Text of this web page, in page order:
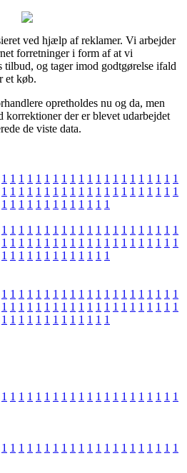
ved hjælp af reklamer. Vi arbejder
forretninger i form af at vi
tilbud, og tager imod godtgørelse ifald
et køb.
opretholdes nu og da, men
korrektioner der er blevet udarbejdet
de viste data.
1 1 1 1 1 1 1 1 1 1 1 1 1 1 1 1 1 1 1 1 1
1 1 1 1 1 1 1 1 1 1 1 1 1 1 1 1 1 1 1 1 1
1 1 1 1 1 1 1 1 1 1 1 1 1
1 1 1 1 1 1 1 1 1 1 1 1 1 1 1 1 1 1 1 1 1
1 1 1 1 1 1 1 1 1 1 1 1 1 1 1 1 1 1 1 1 1
1 1 1 1 1 1 1 1 1 1 1 1 1
1 1 1 1 1 1 1 1 1 1 1 1 1 1 1 1 1 1 1 1 1
1 1 1 1 1 1 1 1 1 1 1 1 1 1 1 1 1 1 1 1 1
1 1 1 1 1 1 1 1 1 1 1 1 1
1 1 1 1 1 1 1 1 1 1 1 1 1 1 1 1 1 1 1 1 1
1 1 1 1 1 1 1 1 1 1 1 1 1 1 1 1 1 1 1 1 1